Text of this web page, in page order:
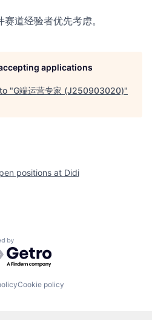
道经验者优先考虑。
applications
"G端运营专家 (J250903020)"
positions at Didi
by Getro.com
Cookie policy